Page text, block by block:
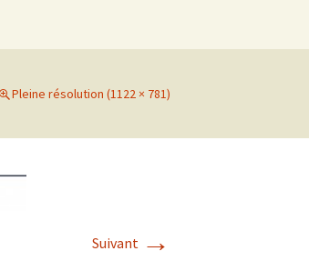
Pleine résolution (1122 × 781)
Suivant →